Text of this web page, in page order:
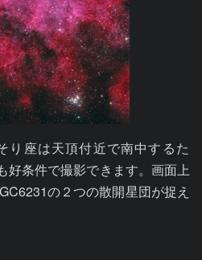
好条件で撮影できます。画面上
の２つの散開星団が捉え